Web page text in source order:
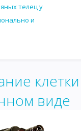
телец у
и
клетки
виде